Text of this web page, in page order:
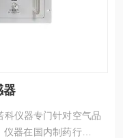
器
仪器专门针对空气品
器在国内制药行业、